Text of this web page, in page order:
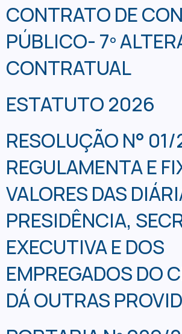
CONTRATO DE
PÚBLICO- 7º
CONTRATUAL
ESTATUTO 2026
RESOLUÇÃO N°
REGULAMENTA E
VALORES DAS
PRESIDÊNCIA,
EXECUTIVA E DOS
EMPREGADOS DO
DÁ OUTRAS